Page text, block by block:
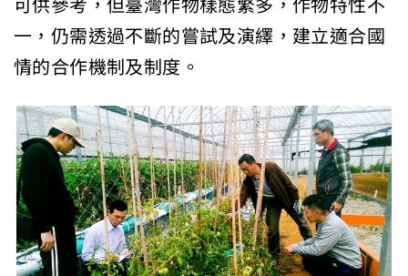
一，仍需透過不斷的嘗試及演繹，建立適合國
情的合作機制及制度。